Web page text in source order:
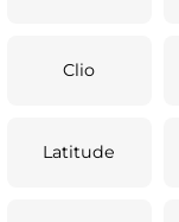
Clio
Latitude